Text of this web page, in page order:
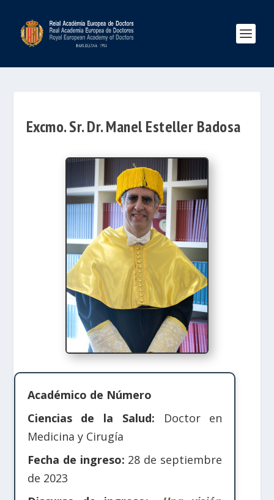
Excmo. Sr. Dr. Manel Esteller Badosa
Académico de Número
Ciencias de la Salud: Doctor en
Medicina y Cirugía
Fecha de ingreso: 28 de septiembre
de 2023